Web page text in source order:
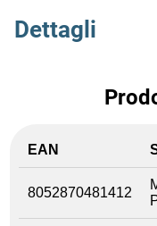
Dettagli
EAN
8052870481412